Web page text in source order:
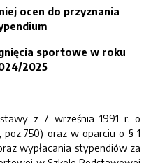
ocen do przyznania
sportowe w roku
2025
z 7 września 1991 r. o
oraz w oparciu o § 1
wypłacania stypendiów za